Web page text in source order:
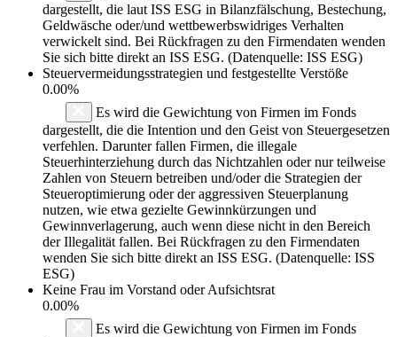
dargestellt, die laut ISS ESG in Bilanzfälschung, Bestechung,
Geldwäsche oder/und wettbewerbswidriges Verhalten
verwickelt sind. Bei Rückfragen zu den Firmendaten wenden
Sie sich bitte direkt an ISS ESG. (Datenquelle: ISS ESG)
Steuervermeidungsstrategien und festgestellte Verstöße
0.00%
Es wird die Gewichtung von Firmen im Fonds
dargestellt, die die Intention und den Geist von Steuergesetzen
verfehlen. Darunter fallen Firmen, die illegale
Steuerhinterziehung durch das Nichtzahlen oder nur teilweise
Zahlen von Steuern betreiben und/oder die Strategien der
Steueroptimierung oder der aggressiven Steuerplanung
nutzen, wie etwa gezielte Gewinnkürzungen und
Gewinnverlagerung, auch wenn diese nicht in den Bereich
der Illegalität fallen. Bei Rückfragen zu den Firmendaten
wenden Sie sich bitte direkt an ISS ESG. (Datenquelle: ISS
ESG)
Keine Frau im Vorstand oder Aufsichtsrat
0.00%
Es wird die Gewichtung von Firmen im Fonds